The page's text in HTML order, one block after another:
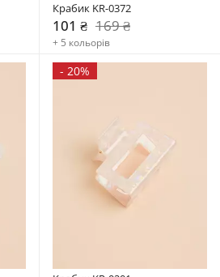
Крабик KR-0372
101 ₴ 169 ₴
+ 5 кольорів
- 20%